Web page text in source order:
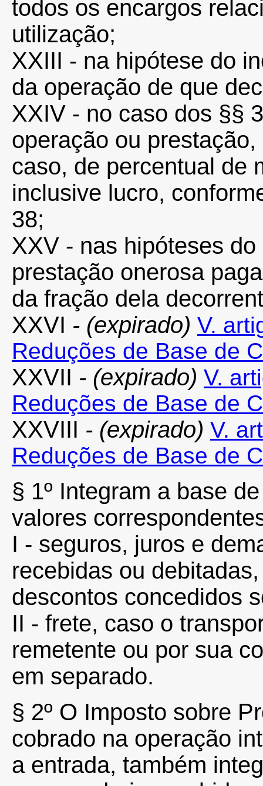
todos os encargos
utilização;
XXIII - na hipótese do
da operação de que
XXIV - no caso dos §§
operação ou
caso, de percentual de
inclusive lucro,
38;
XXV - nas hipóteses do
prestação onerosa
da fração dela
XXVI - (expirado) V.
Reduções de Base de
XXVII - (expirado) V.
Reduções de Base de
XXVIII - (expirado) V.
Reduções de Base de
§ 1º Integram a base
valores
I - seguros, juros e
recebidas ou
descontos concedidos
II - frete, caso o
remetente ou por sua
em separado.
§ 2º O Imposto sobre
cobrado na operação
a entrada, também